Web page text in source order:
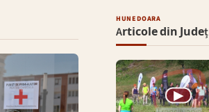
HUNEDOARA
Articole din Județ
▶